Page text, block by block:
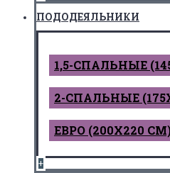
ПОДОДЕЯЛЬНИКИ
1,5-СПАЛЬНЫЕ
2-СПАЛЬНЫЕ
ЕВРО (200Х220
+